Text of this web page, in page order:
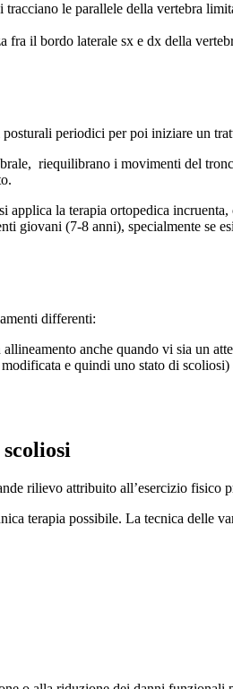
tracciano le parallele della vertebra
fra il bordo laterale sx e dx della
periodici per poi iniziare un
riequilibrano i movimenti del
la terapia ortopedica
giovani (7-8 anni), specialmente se
differenti:
anche quando vi sia un
e quindi uno stato di
rilievo attribuito all’esercizio fisico
terapia possibile. La tecnica delle